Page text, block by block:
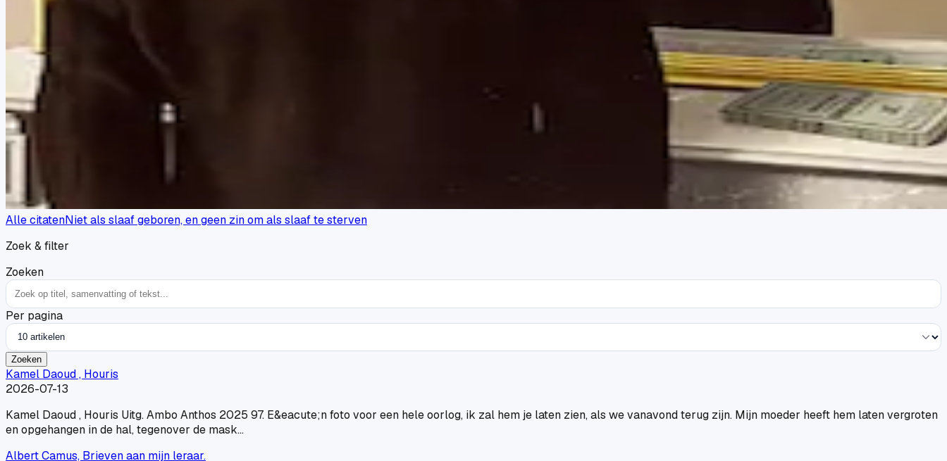
Alle citatenNiet als slaaf geboren, en geen zin om als slaaf te sterven
Zoek & filter
Zoeken
Per pagina
Zoeken
Kamel Daoud , Houris
2026-07-13
Kamel Daoud , Houris Uitg. Ambo Anthos 2025 97. E&eacute;n foto voor een hele oorlog, ik zal hem je laten zien, als we vanavond terug zijn. Mijn moeder heeft hem laten vergroten
en opgehangen in de hal, tegenover de mask…
Albert Camus, Brieven aan mijn leraar.